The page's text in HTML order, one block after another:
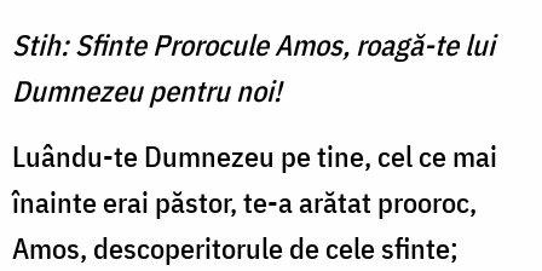
Stih: Sfinte Prorocule Amos, roagă-te lui
Dumnezeu pentru noi!
Luându-te Dumnezeu pe tine, cel ce mai
înainte erai păstor, te-a arătat prooroc,
Amos, descoperitorule de cele sfinte;